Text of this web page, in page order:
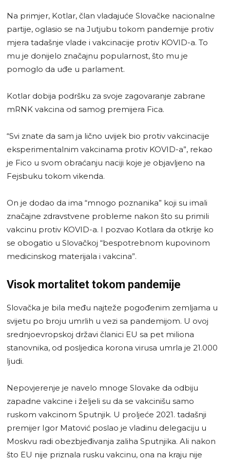
Na primjer, Kotlar, član vladajuće Slovačke nacionalne
partije, oglasio se na Jutjubu tokom pandemije protiv
mjera tadašnje vlade i vakcinacije protiv KOVID-a. To
mu je donijelo značajnu popularnost, što mu je
pomoglo da uđe u parlament.
Kotlar dobija podršku za svoje zagovaranje zabrane
mRNK vakcina od samog premijera Fica.
“Svi znate da sam ja lično uvijek bio protiv vakcinacije
eksperimentalnim vakcinama protiv KOVID-a”, rekao
je Fico u svom obraćanju naciji koje je objavljeno na
Fejsbuku tokom vikenda.
On je dodao da ima “mnogo poznanika” koji su imali
značajne zdravstvene probleme nakon što su primili
vakcinu protiv KOVID-a. I pozvao Kotlara da otkrije ko
se obogatio u Slovačkoj “bespotrebnom kupovinom
medicinskog materijala i vakcina”.
Visok mortalitet tokom pandemije
Slovačka je bila među najteže pogođenim zemljama u
svijetu po broju umrlih u vezi sa pandemijom. U ovoj
srednjoevropskoj državi članici EU sa pet miliona
stanovnika, od posljedica korona virusa umrla je 21.000
ljudi.
Nepovjerenje je navelo mnoge Slovake da odbiju
zapadne vakcine i željeli su da se vakcinišu samo
ruskom vakcinom Sputnjik. U proljeće 2021. tadašnji
premijer Igor Matović poslao je vladinu delegaciju u
Moskvu radi obezbjeđivanja zaliha Sputnjika. Ali nakon
što EU nije priznala rusku vakcinu, ona na kraju nije